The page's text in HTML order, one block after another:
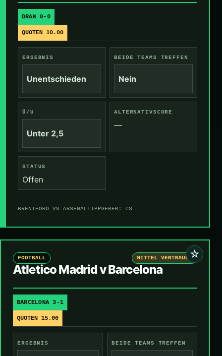
DRAW 0-0
QUOTEN 10.00
ERGEBNIS
Unentschieden
BEIDE TEAMS TREFFEN
Nein
Ü/U
Unter 2,5
ALTERNATIVSCORE
—
STATUS
Offen
BRENTFORD VS ARSENALTIPPGEBER: CS
☆
FOOTBALL MITTEL VERTRAUEN
Atletico Madrid v Barcelona
BARCELONA 3-1
QUOTEN 15.00
ERGEBNIS BEIDE TEAMS TREFFEN